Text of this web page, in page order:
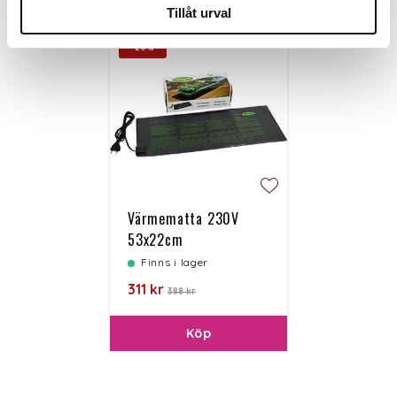
Tillåt urval
-20%
Värmematta 230V
53x22cm
Finns i lager
311 kr 388 kr
Köp